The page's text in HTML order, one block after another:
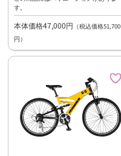
す。
本体価格47,000円 （税込価格51,700
円）